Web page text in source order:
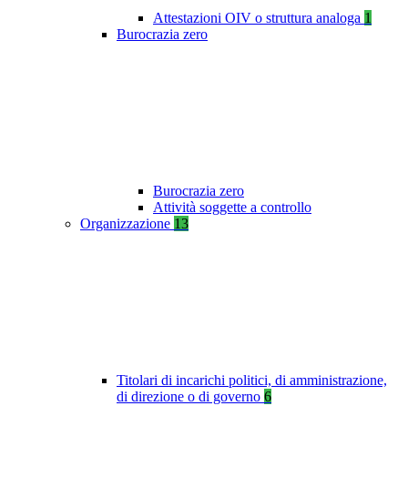
Attestazioni OIV o struttura analoga 1
Burocrazia zero
Burocrazia zero
Attività soggette a controllo
Organizzazione 13
Titolari di incarichi politici, di amministrazione,
di direzione o di governo 6